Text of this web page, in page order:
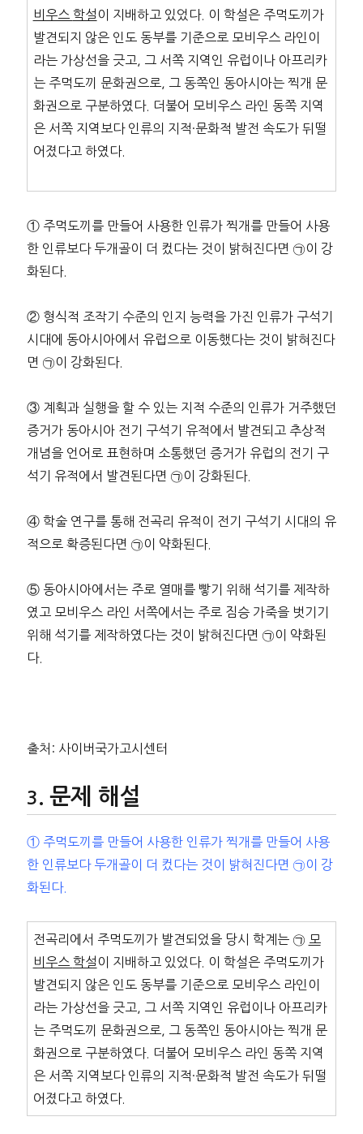
비우스 학설 이 지배하고 있었다. 이 학설은 주먹도끼가
발견되지 않은 인도 동부를 기준으로 모비우스 라인이
라는 가상선을 긋고, 그 서쪽 지역인 유럽이나 아프리카
는 주먹도끼 문화권으로, 그 동쪽인 동아시아는 찍개 문
화권으로 구분하였다. 더불어 모비우스 라인 동쪽 지역
은 서쪽 지역보다 인류의 지적·문화적 발전 속도가 뒤떨
어졌다고 하였다.
① 주먹도끼를 만들어 사용한 인류가 찍개를 만들어 사용
한 인류보다 두개골이 더 컸다는 것이 밝혀진다면 ㉠이 강
화된다.
② 형식적 조작기 수준의 인지 능력을 가진 인류가 구석기
시대에 동아시아에서 유럽으로 이동했다는 것이 밝혀진다
면 ㉠이 강화된다.
③ 계획과 실행을 할 수 있는 지적 수준의 인류가 거주했던
증거가 동아시아 전기 구석기 유적에서 발견되고 추상적
개념을 언어로 표현하며 소통했던 증거가 유럽의 전기 구
석기 유적에서 발견된다면 ㉠이 강화된다.
④ 학술 연구를 통해 전곡리 유적이 전기 구석기 시대의 유
적으로 확증된다면 ㉠이 약화된다.
⑤ 동아시아에서는 주로 열매를 빻기 위해 석기를 제작하
였고 모비우스 라인 서쪽에서는 주로 짐승 가죽을 벗기기
위해 석기를 제작하였다는 것이 밝혀진다면 ㉠이 약화된
다.
출처: 사이버국가고시센터
문제 해설
① 주먹도끼를 만들어 사용한 인류가 찍개를 만들어 사용
한 인류보다 두개골이 더 컸다는 것이 밝혀진다면 ㉠이 강
화된다.
전곡리에서 주먹도끼가 발견되었을 당시 학계는 ㉠ 모
비우스 학설 이 지배하고 있었다. 이 학설은 주먹도끼가
발견되지 않은 인도 동부를 기준으로 모비우스 라인이
라는 가상선을 긋고, 그 서쪽 지역인 유럽이나 아프리카
는 주먹도끼 문화권으로, 그 동쪽인 동아시아는 찍개 문
화권으로 구분하였다. 더불어 모비우스 라인 동쪽 지역
은 서쪽 지역보다 인류의 지적·문화적 발전 속도가 뒤떨
어졌다고 하였다.